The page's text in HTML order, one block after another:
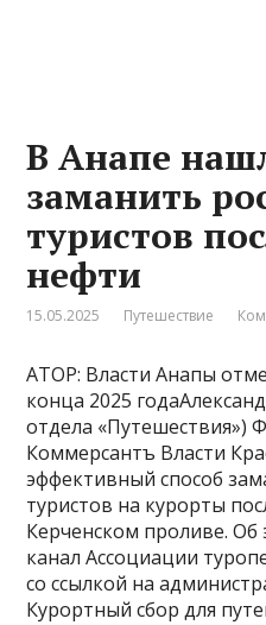
В Анапе
заманить
туристов
нефти
15.05.2025 Путешествие
АТОР: Власти Анапы
конца 2025
отдела «Путешествия»)
Коммерсантъ Власти
эффективный способ
туристов на курорты
Керченском проливе.
канал Ассоциации
со ссылкой на
Курортный сбор для